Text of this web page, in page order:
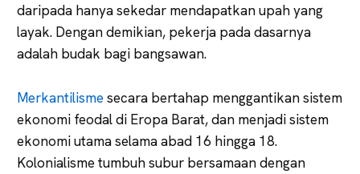
daripada hanya sekedar mendapatkan upah yang
layak. Dengan demikian, pekerja pada dasarnya
adalah budak bagi bangsawan.
Merkantilismesecara bertahap menggantikan sistem
ekonomi feodal di Eropa Barat, dan menjadi sistem
ekonomi utama selama abad 16 hingga 18.
Kolonialisme tumbuh subur bersamaan dengan